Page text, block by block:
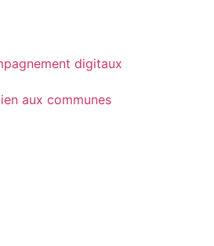
digitaux
aux communes